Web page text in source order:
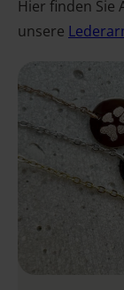
Hier finden Sie
unsere